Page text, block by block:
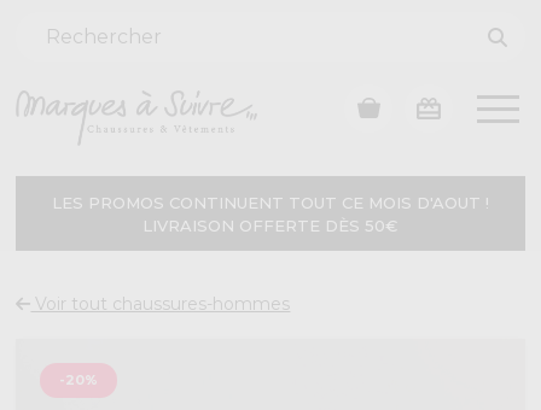
LES PROMOS CONTINUENT TOUT CE MOIS D'AOUT !
LIVRAISON OFFERTE DÈS 50€
Voir tout chaussures-hommes
-20%